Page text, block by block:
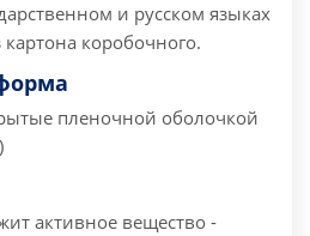
и русском языках
коробочного.
пленочной оболочкой
активное вещество -